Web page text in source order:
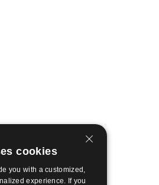
cookies
you with a customized,
experience. If you